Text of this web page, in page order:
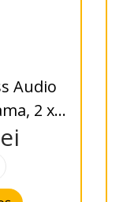
Audio
2 x